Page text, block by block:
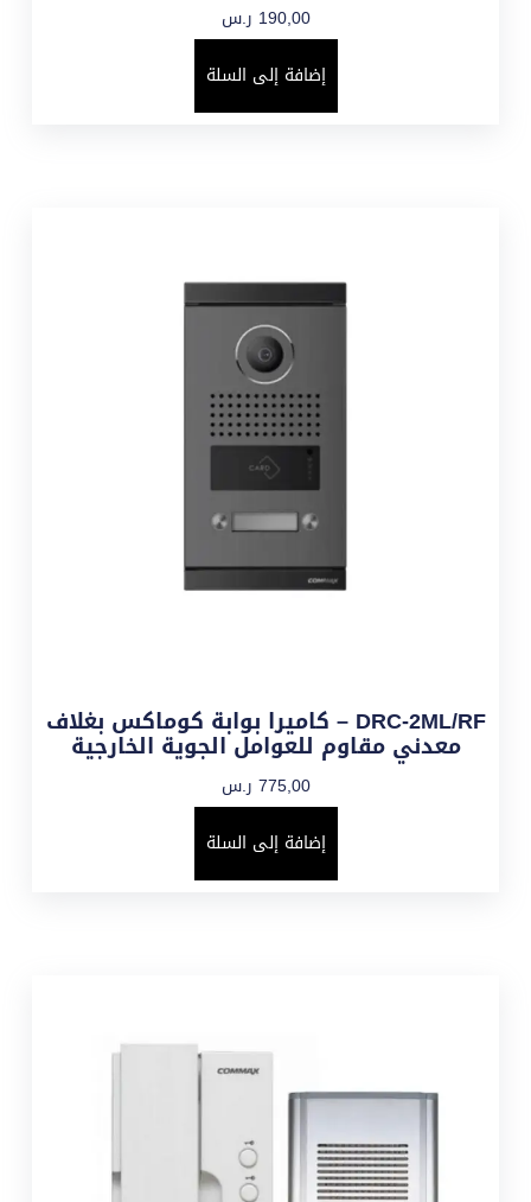
190,00 ر.س
إضافة إلى السلة
DRC-2ML/RF – كاميرا بوابة كوماكس بغلاف
معدني مقاوم للعوامل الجوية الخارجية
775,00 ر.س
إضافة إلى السلة